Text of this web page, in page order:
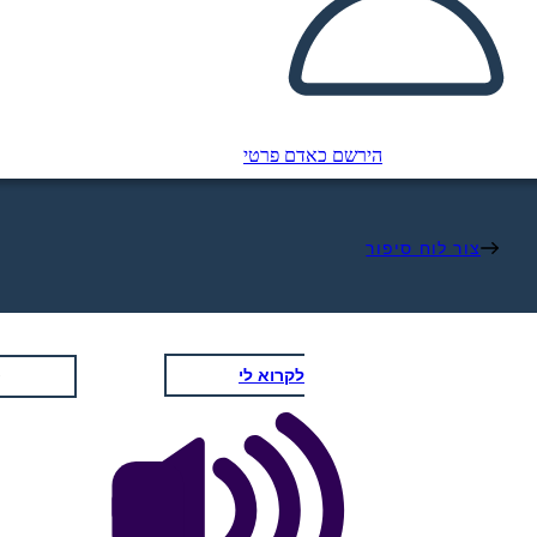
הירשם כאדם פרטי
צור לוח סיפור
לקרוא לי